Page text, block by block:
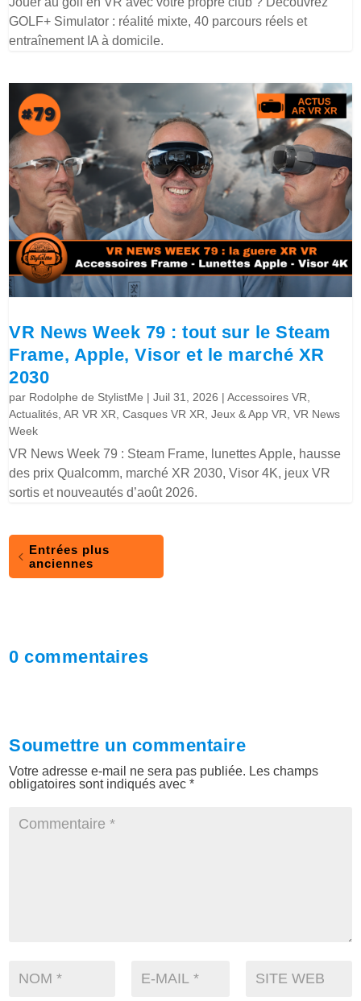
GOLF+ Simulator : réalité mixte, 40 parcours réels et
entraînement IA à domicile.
VR News Week 79 : tout sur le Steam
Frame, Apple, Visor et le marché XR
2030
par Rodolphe de StylistMe |Juil 31, 2026 |Accessoires VR
Actualités ,AR VR XR ,Casques VR XR ,Jeux & App VR ,VR News
Week
VR News Week 79 : Steam Frame, lunettes Apple, hausse
des prix Qualcomm, marché XR 2030, Visor 4K, jeux VR
sortis et nouveautés d’août 2026.
Entrées plus
anciennes
0 commentaires
Soumettre un commentaire
Votre adresse e-mail ne sera pas publiée. Les champs
obligatoires sont indiqués avec*